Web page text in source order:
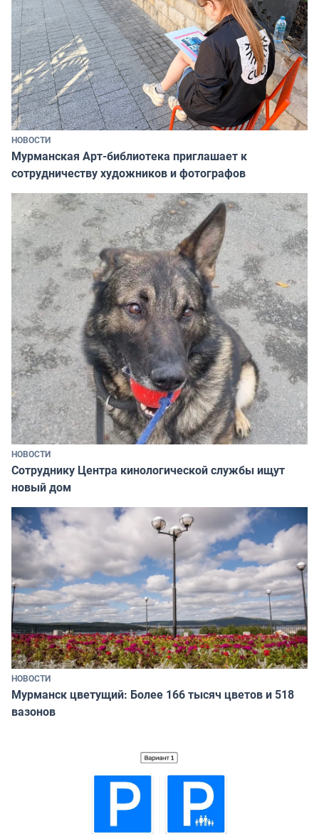
НОВОСТИ
Мурманская Арт-библиотека приглашает к
сотрудничеству художников и фотографов
НОВОСТИ
Сотруднику Центра кинологической службы ищут
новый дом
НОВОСТИ
Мурманск цветущий: Более 166 тысяч цветов и 518
вазонов